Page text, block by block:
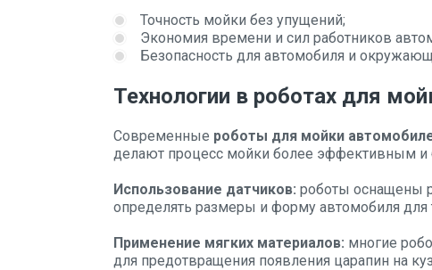
Точность мойки без упущений;
Экономия времени и сил работников
Безопасность для автомобиля и
Технологии в роботах для
Современные роботы для мойки
делают процесс мойки более эффективным и
Использование датчиков: роботы оснащены
определять размеры и форму автомобиля для
Применение мягких материалов: многие
для предотвращения появления царапин на